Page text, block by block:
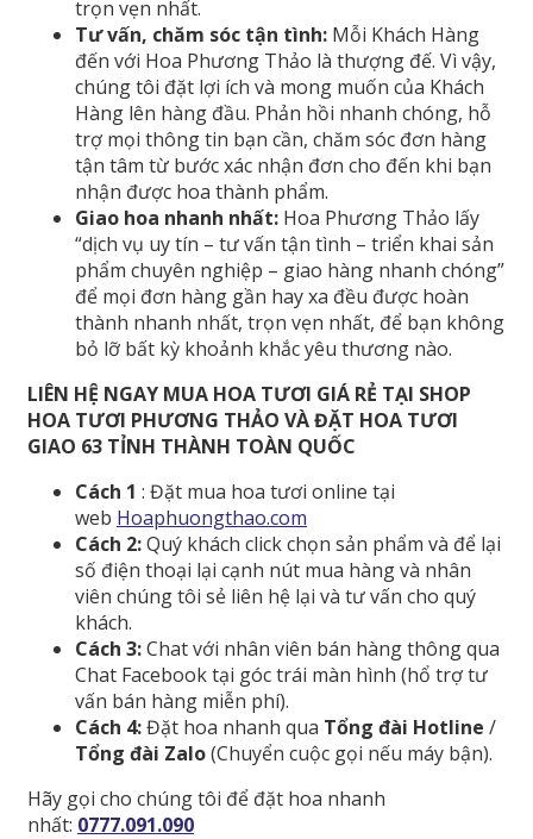
trọn vẹn nhất.
Tư vấn, chăm sóc tận tình: Mỗi Khách Hàng
đến với Hoa Phương Thảo là thượng đế. Vì vậy,
chúng tôi đặt lợi ích và mong muốn của Khách
Hàng lên hàng đầu. Phản hồi nhanh chóng, hỗ
trợ mọi thông tin bạn cần, chăm sóc đơn hàng
tận tâm từ bước xác nhận đơn cho đến khi bạn
nhận được hoa thành phẩm.
Giao hoa nhanh nhất: Hoa Phương Thảo lấy
“dịch vụ uy tín – tư vấn tận tình – triển khai sản
phẩm chuyên nghiệp – giao hàng nhanh chóng”
để mọi đơn hàng gần hay xa đều được hoàn
thành nhanh nhất, trọn vẹn nhất, để bạn không
bỏ lỡ bất kỳ khoảnh khắc yêu thương nào.
LIÊN HỆ NGAY MUA HOA TƯƠI GIÁ RẺ TẠI SHOP
HOA TƯƠI PHƯƠNG THẢO VÀ ĐẶT HOA TƯƠI
GIAO 63 TỈNH THÀNH TOÀN QUỐC
Cách 1 : Đặt mua hoa tươi online tại
web Hoaphuongthao.com
Cách 2:Quý khách click chọn sản phẩm và để lại
số điện thoại lại cạnh nút mua hàng và nhân
viên chúng tôi sẻ liên hệ lại và tư vấn cho quý
khách.
Cách 3:Chat với nhân viên bán hàng thông qua
Chat Facebook tại góc trái màn hình (hổ trợ tư
vấn bán hàng miễn phí).
Cách 4:Đặt hoa nhanh qua Tổng đài Hotline /
Tổng đài Zalo(Chuyển cuộc gọi nếu máy bận).
Hãy gọi cho chúng tôi để đặt hoa nhanh
nhất: 0777.091.090